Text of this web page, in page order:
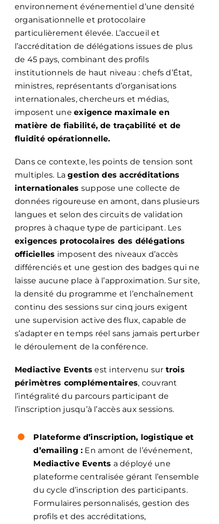
environnement événementiel d’une densité
organisationnelle et protocolaire
particulièrement élevée. L’accueil et
l’accréditation de délégations issues de plus
de 45 pays, combinant des profils
institutionnels de haut niveau : chefs d’État,
ministres, représentants d’organisations
internationales, chercheurs et médias,
imposent uneexigence maximale en
matière de fiabilité, de traçabilité et de
fluidité opérationnelle.
Dans ce contexte, les points de tension sont
multiples. Lagestion des accréditations
internationales suppose une collecte de
données rigoureuse en amont, dans plusieurs
langues et selon des circuits de validation
propres à chaque type de participant. Les
exigences protocolaires des délégations
officielles imposent des niveaux d’accès
différenciés et une gestion des badges qui ne
laisse aucune place à l’approximation. Sur site,
la densité du programme et l’enchaînement
continu des sessions sur cinq jours exigent
une supervision active des flux, capable de
s’adapter en temps réel sans jamais perturber
le déroulement de la conférence.
Mediactive Events est intervenu sur trois
périmètres complémentaires, couvrant
l’intégralité du parcours participant de
l’inscription jusqu’à l’accès aux sessions.
Plateforme d’inscription, logistique et
d’emailing : En amont de l’événement,
Mediactive Events a déployé une
plateforme centralisée gérant l’ensemble
du cycle d’inscription des participants.
Formulaires personnalisés, gestion des
profils et des accréditations,